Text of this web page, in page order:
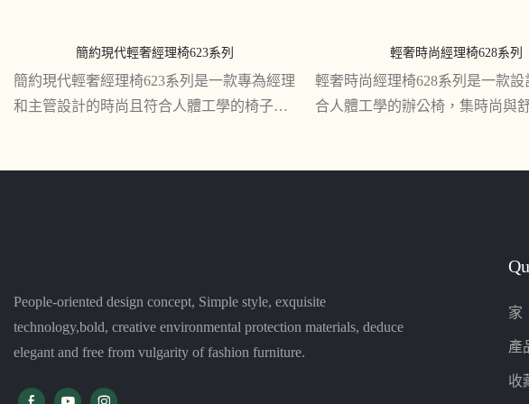
簡約現代輕奢經理椅623系列
簡約現代輕奢經理椅623系列是一款專為經理
和主管設計的時尚且符合人體工學的椅子。
輕奢時尚經理椅628系列
輕奢時尚經理椅628系列是一款
合人體工學的辦公椅，集時尚與
People-oriented design concept, Simple style, exquisite
technology,bold, creative environmental protection materials, deduce
elegant and free from vulgarity of fashion furniture.
家
產
收